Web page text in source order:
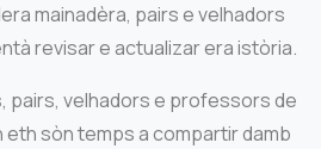
mainadèra, pairs e velhadors
revisar e actualizar era istòria.
pairs, velhadors e professors de
sòn temps a compartir damb